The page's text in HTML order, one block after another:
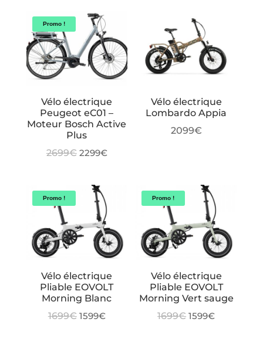
était :
2799€.2349€.
était :
2699€.
Promo !
Vélo électrique
Peugeot eC01 –
Moteur Bosch Active
Plus
2699€ Le
initial
était :
2699€.
2299€Le
2299€.
Vélo électrique
Lombardo Appia
2099€
Promo !
Vélo électrique
Pliable EOVOLT
Morning Blanc
1699€ Le
1599€Le
Promo !
Vélo électrique
Pliable EOVOLT
Morning Vert sauge
1699€ Le
1599€Le